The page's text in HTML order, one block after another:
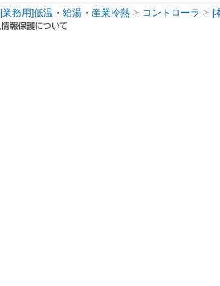
[業務用]低温・給湯・産業冷熱 コントローラ [